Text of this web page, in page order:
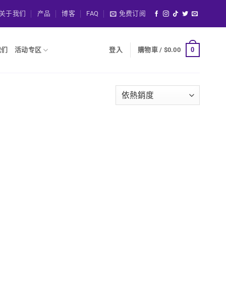
于我们 产品 博客 FAQ 免费订阅
活动专区 登入 購物車 / $0.00 0